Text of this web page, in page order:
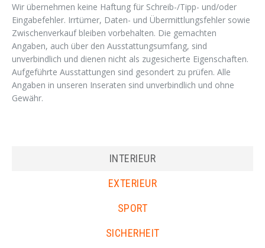
Wir übernehmen keine Haftung für Schreib-/Tipp- und/oder
Eingabefehler. Irrtümer, Daten- und Übermittlungsfehler sowie
Zwischenverkauf bleiben vorbehalten. Die gemachten
Angaben, auch über den Ausstattungsumfang, sind
unverbindlich und dienen nicht als zugesicherte Eigenschaften.
Aufgeführte Ausstattungen sind gesondert zu prüfen. Alle
Angaben in unseren Inseraten sind unverbindlich und ohne
Gewähr.
INTERIEUR
EXTERIEUR
SPORT
SICHERHEIT